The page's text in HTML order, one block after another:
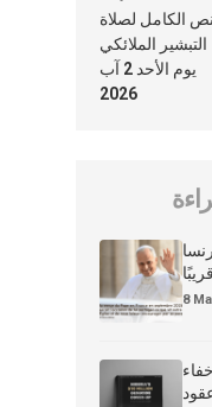
تغيب عنّا أبدًا
الكامل لصلاة
التبشير الملائكي
يوم الأحد 2 آب
2026
8